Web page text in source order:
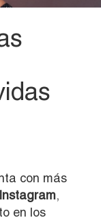
con más
Instagram,
en los